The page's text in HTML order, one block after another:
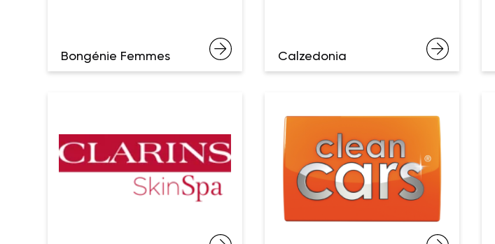
Bongénie Femmes Calzedonia